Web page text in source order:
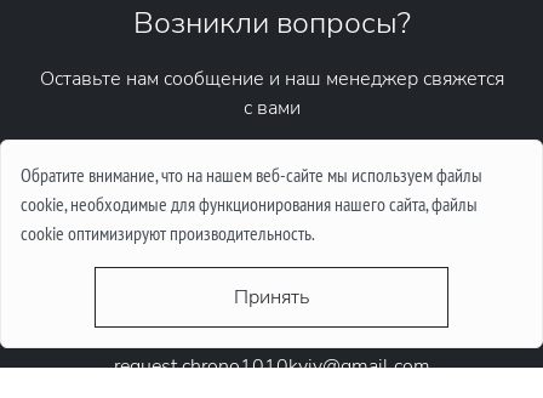
Обратите внимание, что на нашем веб-сайте мы используем файлы
cookie, необходимые для функционирования нашего сайта, файлы
cookie оптимизируют производительность.
Принять
request.chrono1010kyiv@gmail.com
Возникли вопросы?
Оставьте нам сообщение и наш менеджер свяжется
с вами
Написать сообщение